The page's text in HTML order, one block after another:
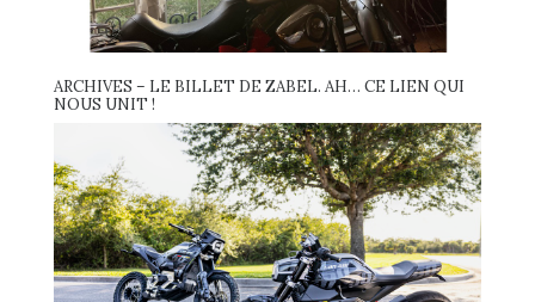
ARCHIVES – LE BILLET DE ZABEL. AH… CE LIEN QUI
NOUS UNIT !